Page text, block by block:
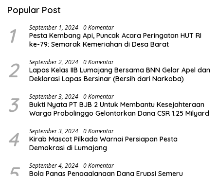
Popular Post
1 September 1, 2024 0 Komentar
Pesta Kembang Api, Puncak Acara Peringatan HUT RI
ke-79: Semarak Kemeriahan di Desa Barat
2 September 2, 2024 0 Komentar
Lapas Kelas IIB Lumajang Bersama BNN Gelar Apel dan
Deklarasi Lapas Bersinar (Bersih dari Narkoba)
3 September 3, 2024 0 Komentar
Bukti Nyata PT BJB 2 Untuk Membantu Kesejahteraan
Warga Probolinggo Gelontorkan Dana CSR 1.25 Milyard
4 September 3, 2024 0 Komentar
Kirab Mascot Pilkada Warnai Persiapan Pesta
Demokrasi di Lumajang
September 4, 2024 0 Komentar
Bola Panas Penggalangan Dana Erupsi Semeru